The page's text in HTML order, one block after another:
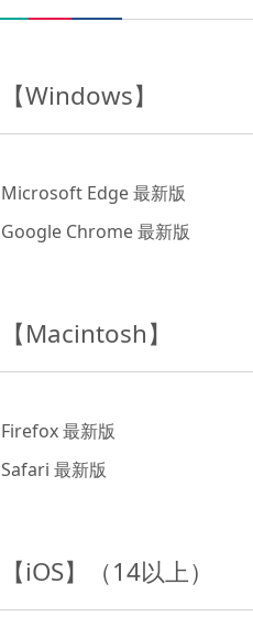
【Windows】
Microsoft Edge 最新版
Google Chrome 最新版
【Macintosh】
Firefox 最新版
Safari 最新版
【iOS】（14以上）